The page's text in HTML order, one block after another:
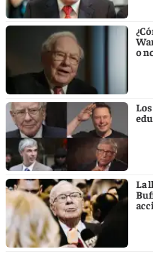
o
La